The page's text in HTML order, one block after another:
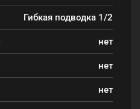
Гибкая подводка 1/2
нет
нет
нет